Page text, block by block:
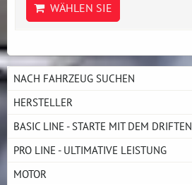
WÄHLEN SIE
NACH FAHRZEUG SUCHEN
HERSTELLER
BASIC LINE - STARTE MIT DEM DRIFTEN
PRO LINE - ULTIMATIVE LEISTUNG
MOTOR